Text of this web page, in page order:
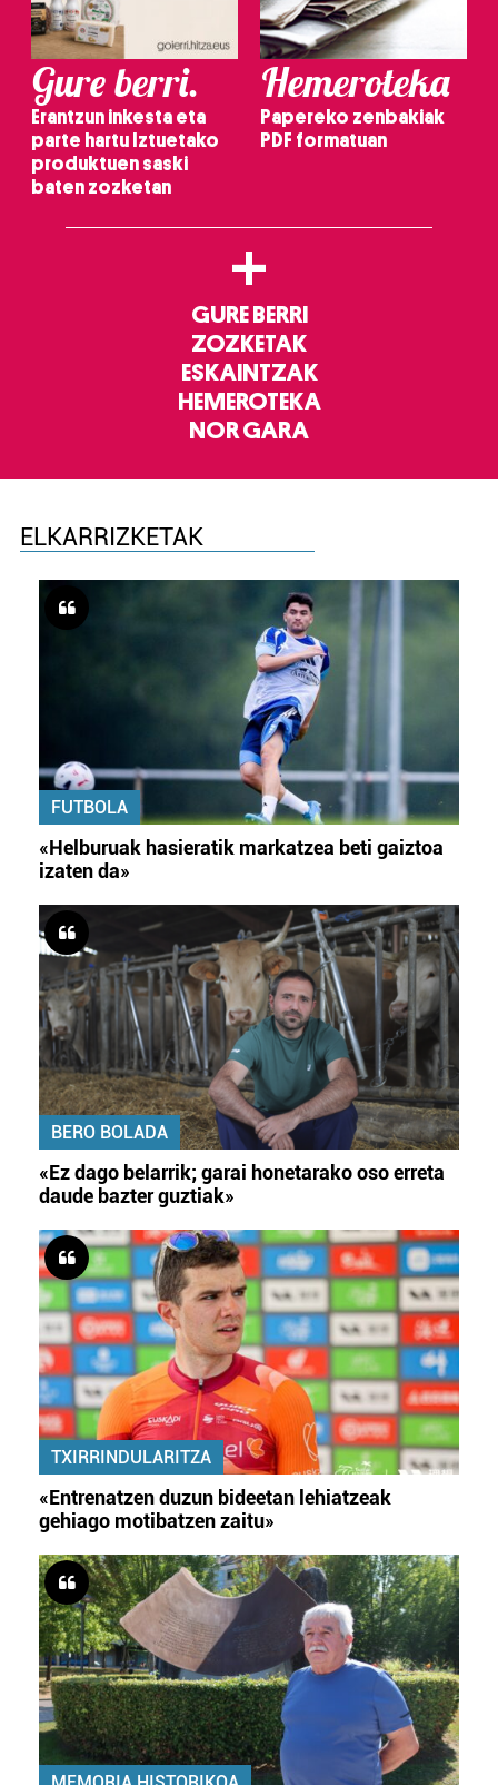
Gure berri.
Erantzun inkesta eta
parte hartu Iztuetako
produktuen saski
baten zozketan
Hemeroteka
Papereko zenbakiak
PDF formatuan
+
GURE BERRI
ZOZKETAK
ESKAINTZAK
HEMEROTEKA
NOR GARA
ELKARRIZKETAK
FUTBOLA
«Helburuak hasieratik markatzea beti gaiztoa
izaten da»
BERO BOLADA
«Ez dago belarrik; garai honetarako oso erreta
daude bazter guztiak»
TXIRRINDULARITZA
«Entrenatzen duzun bideetan lehiatzeak
gehiago motibatzen zaitu»